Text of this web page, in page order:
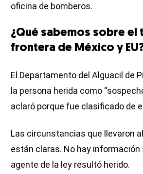
oficina de bomberos.
¿Qué sabemos sobre el
frontera de México y
El Departamento del Alguacil de
la persona herida como
aclaró porque fue clasificado de
Las circunstancias que llevaron
están claras. No hay información
agente de la ley resultó herido.